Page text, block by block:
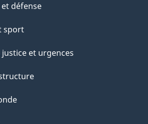
défense
sport
et urgences